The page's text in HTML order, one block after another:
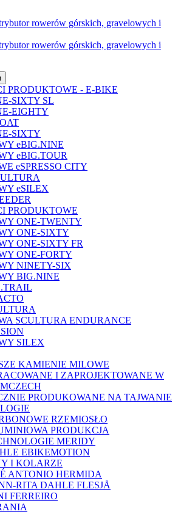
PRODUKTOWE - E-BIKE
SIXTY SL
EIGHTY
SIXTY
eBIG.NINE
eBIG.TOUR
eSPRESSO CITY
eSILEX
PRODUKTOWE
ONE-TWENTY
ONE-SIXTY
ONE-SIXTY FR
ONE-FORTY
NINETY-SIX
BIG.NINE
SCULTURA ENDURANCE
SILEX
KAMIENIE MILOWE
I ZAPROJEKTOWANE W
PRODUKOWANE NA TAJWANIE
RZEMIOSŁO
PRODUKCJA
MERIDY
EBIKEMOTION
I KOLARZE
ANTONIO HERMIDA
RITA DAHLE FLESJÅ
FERREIRO